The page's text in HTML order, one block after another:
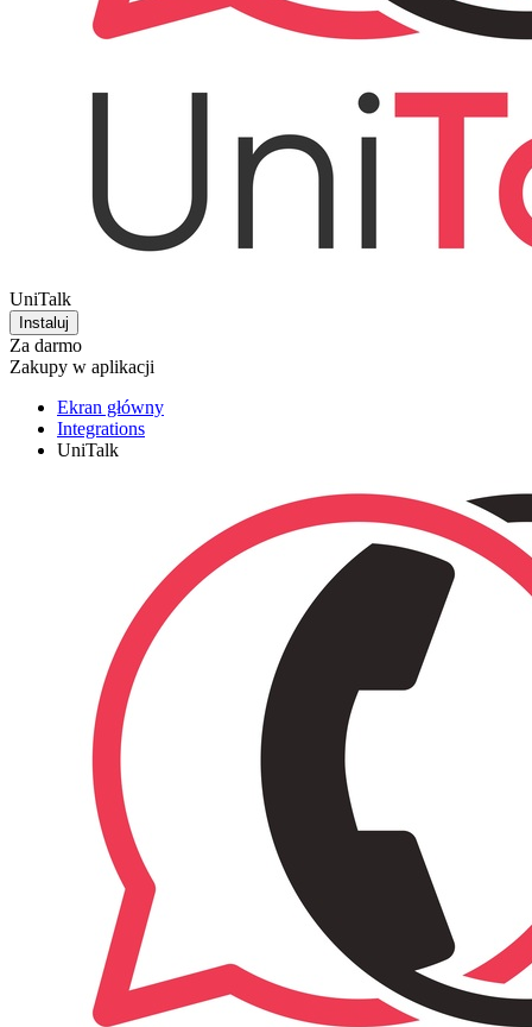
UniTalk
Instaluj
Za darmo
Zakupy w aplikacji
Ekran główny
Integrations
UniTalk